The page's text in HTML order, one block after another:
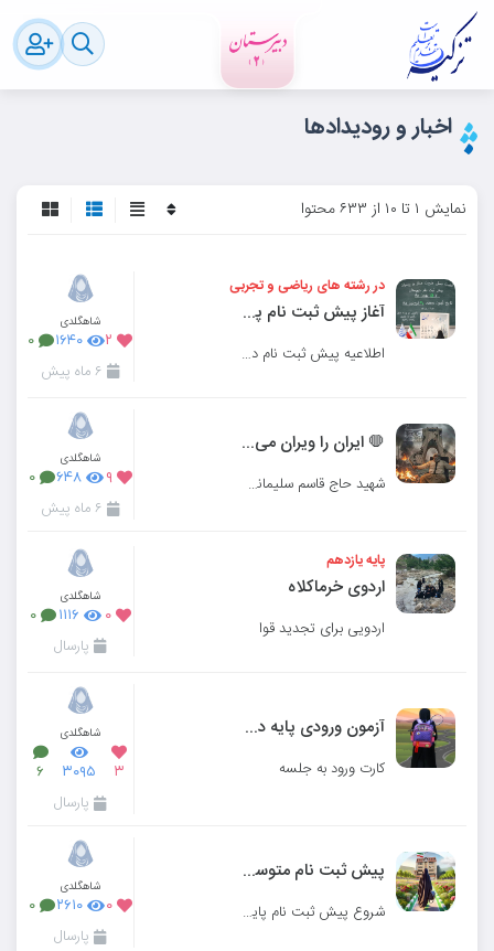
اخبار و رودیدادها
نمایش ۱ تا ۱۰ از ۶۳۳ محتوا
در رشته های ریاضی و تجربی
آغاز پیش ثبت نام پایه دهم متوسطه دوم تزکیه
اطلاعیه پیش ثبت نام در مقطع متوسطه دوم تزکیه
شاهگلدی
۲ ۱۶۴۰ ۰
۶ ماه پیش
🛑 ایران را ویران می‌خواهند!
شهید حاج قاسم سلیمانی: امروز قرارگاه حسین بن علی، ایران است. بدانید جمهوری اسلامی حرم است و این ح
شاهگلدی
۹ ۶۴۸ ۰
۶ ماه پیش
پایه یازدهم
اردوی خرماکلاه
اردویی برای تجدید قوا
شاهگلدی
۰ ۱۱۱۶ ۰
پارسال
آزمون ورودی پایه دهم متوسطه ۲ تزکیه ۱۴۰۴-۱۴۰۵
کارت ورود به جلسه
شاهگلدی
۳ ۳۰۹۵ ۶
پارسال
پیش ثبت نام متوسطه دوم
شروع پیش ثبت نام پایه دهم
شاهگلدی
۰ ۲۶۱۰ ۰
پارسال